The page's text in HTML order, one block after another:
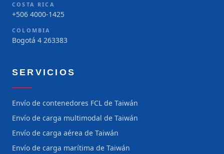
COSTA RICA
+506 4000-1425
COLOMBIA
Bogotá 4 263383
SERVICIOS
Envío de contenedores FCL de Taiwán
Envío de carga multimodal de Taiwán
Envío de carga aérea de Taiwán
Envío de carga marítima de Taiwán